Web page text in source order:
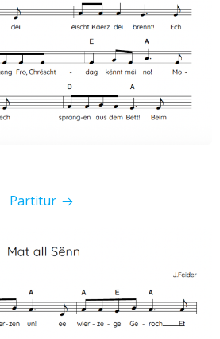
Partitur